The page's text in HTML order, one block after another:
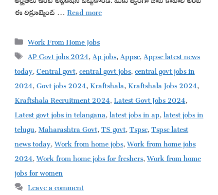
ఈ రిక్రూట్మెంట్ …Read more
Categories
Work From Home Jobs
Tags
AP Govt jobs 2024,Ap jobs,Appsc,Appsc latest news
today,Central govt,central govt jobs,central govt jobs in
2024,Govt jobs 2024,Kraftshala,Kraftshala Jobs 2024,
Kraftshala Recruitment 2024,Latest Govt Jobs 2024,
Latest govt jobs in telangana,latest jobs in ap,latest jobs in
telugu,Maharashtra Govt,TS govt,Tspsc,Tspsc latest
news today,Work from home jobs,Work from home jobs
2024,Work from home jobs for freshers,Work from home
jobs for women
Leave a comment